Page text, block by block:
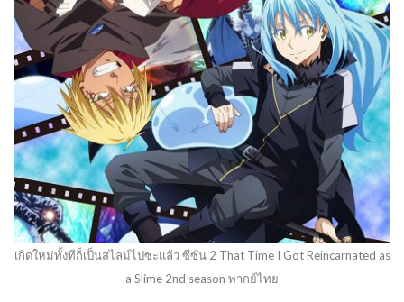
เกิดใหม่ทั้งทีก็เป็นสไลม์ไปซะแล้ว ซีซั่น 2 That Time I Got Reincarnated as
a Slime 2nd season พากย์ไทย